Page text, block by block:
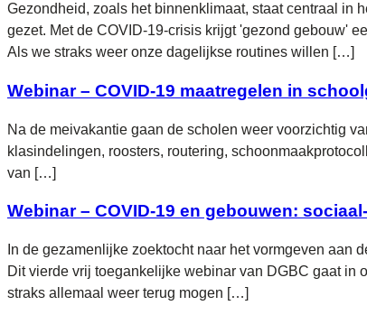
Gezondheid, zoals het binnenklimaat, staat centraal in
gezet. Met de COVID-19-crisis krijgt 'gezond gebouw'
Als we straks weer onze dagelijkse routines willen […]
Webinar – COVID-19 maatregelen in
Na de meivakantie gaan de scholen weer voorzichtig
klasindelingen, roosters, routering,
van […]
Webinar – COVID-19 en gebouwen:
In de gezamenlijke zoektocht naar het vormgeven
Dit vierde vrij toegankelijke webinar van DGBC gaat in
straks allemaal weer terug mogen […]